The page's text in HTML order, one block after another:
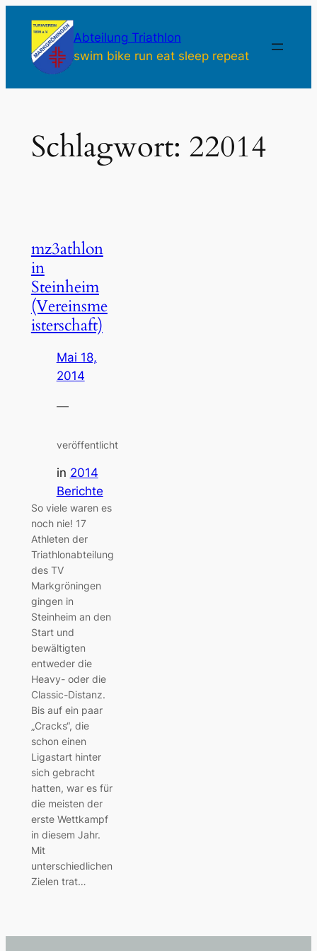
Inhalt
springen
Abteilung Triathlon
swim bike run eat sleep repeat
Schlagwort: 22014
mz3athlon
in
Steinheim
(Vereinsme
isterschaft)
Mai 18,
2014
—
veröffentlicht
in 2014
Berichte
So viele waren es
noch nie! 17
Athleten der
Triathlonabteilung
des TV
Markgröningen
gingen in
Steinheim an den
Start und
bewältigten
entweder die
Heavy- oder die
Classic-Distanz.
Bis auf ein paar
„Cracks“, die
schon einen
Ligastart hinter
sich gebracht
hatten, war es für
die meisten der
erste Wettkampf
in diesem Jahr.
Mit
unterschiedlichen
Zielen trat…